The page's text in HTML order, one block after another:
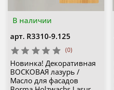
В наличии
арт. R3310-9.125
(0)
Новинка! Декоративная
ВОСКОВАЯ лазурь /
Масло для фасадов